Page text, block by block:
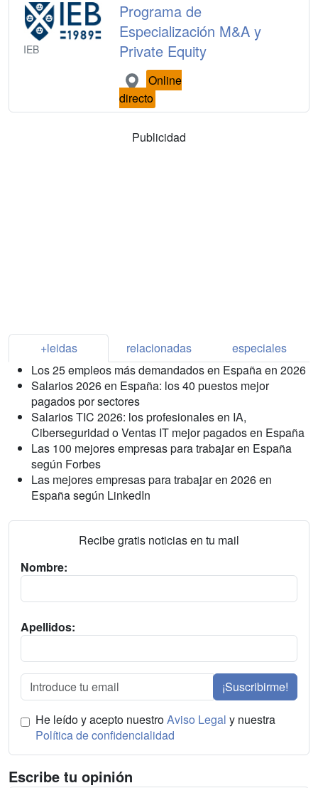
IEB
Programa de
Especialización M&A y
Private Equity
Online
directo
Publicidad
+leidas relacionadas
especiales
Los 25 empleos más demandados en España en 2026
Salarios 2026 en España: los 40 puestos mejor
pagados por sectores
Salarios TIC 2026: los profesionales en IA,
Ciberseguridad o Ventas IT mejor pagados en España
Las 100 mejores empresas para trabajar en España
según Forbes
Las mejores empresas para trabajar en 2026 en
España según LinkedIn
Recibe gratis noticias en tu mail
Nombre:
Apellidos:
¡Suscribirme!
He leído y acepto nuestroAviso Legal y nuestra
Política de confidencialidad
Escribe tu opinión